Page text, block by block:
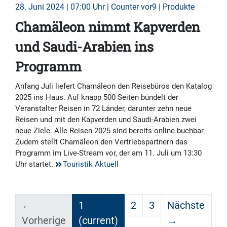
28. Juni 2024 | 07:00 Uhr | Counter vor9 | Produkte
Chamäleon nimmt Kapverden
und Saudi-Arabien ins
Programm
Anfang Juli liefert Chamäleon den Reisebüros den Katalog
2025 ins Haus. Auf knapp 500 Seiten bündelt der
Veranstalter Reisen in 72 Länder, darunter zehn neue
Reisen und mit den Kapverden und Saudi-Arabien zwei
neue Ziele. Alle Reisen 2025 sind bereits online buchbar.
Zudem stellt Chamäleon den Vertriebspartnern das
Programm im Live-Stream vor, der am 11. Juli um 13:30
Uhr startet.
Touristik Aktuell
←
Vorherige
1
(current)
2 3
Nächste
→